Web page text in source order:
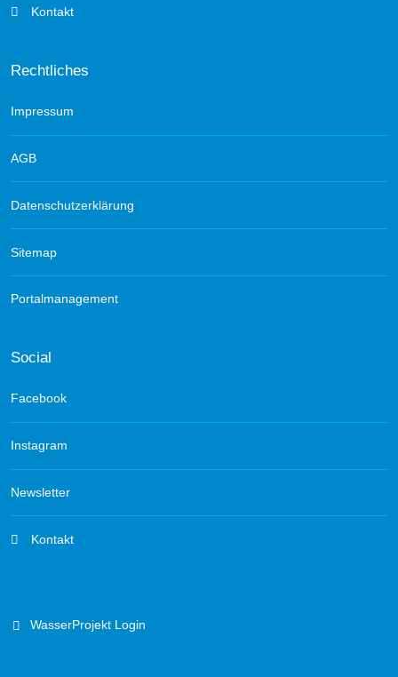
Kontakt
Rechtliches
Impressum
AGB
Datenschutzerklärung
Sitemap
Portalmanagement
Social
Facebook
Instagram
Newsletter
Kontakt
WasserProjekt Login